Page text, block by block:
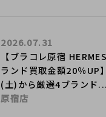
【ブラコレ原宿
ランド買取金額20％UP
(土)から厳選4ブランド...
2026.07.31
原宿店